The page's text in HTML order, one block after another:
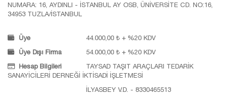
NUMARA: 16, AYDINLI - İSTANBUL AY OSB, ÜNİVERSİTE CD. NO:16,
34953 TUZLA/İSTANBUL
Üye
44.000,00 ₺ + %20 KDV
Üye Dışı Firma
54.000,00 ₺ + %20 KDV
Hesap Bilgileri
TAYSAD TAŞIT ARAÇLARI TEDARİK
SANAYİCİLERİ DERNEĞİ İKTİSADİ İŞLETMESİ
İLYASBEY V.D. - 8330465513